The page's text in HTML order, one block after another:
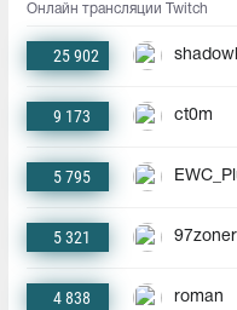
Онлайн трансляции Twitch
25 902
9 173 ct0m
5 795
5 321 97zoner
4 838 roman